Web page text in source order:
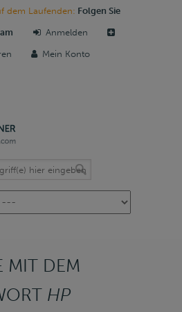
dem Laufenden: Folgen Sie
Anmelden
Mein Konto
MIT DEM
HP